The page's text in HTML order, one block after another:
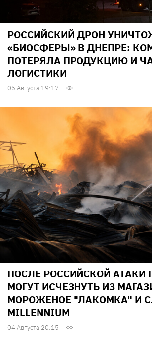
РОССИЙСКИЙ ДРОН
«БИОСФЕРЫ» В ДНЕПРЕ:
ПОТЕРЯЛА ПРОДУКЦИЮ И
ЛОГИСТИКИ
05 Августа 19:17
ПОСЛЕ РОССИЙСКОЙ АТАКИ
МОГУТ ИСЧЕЗНУТЬ ИЗ
МОРОЖЕНОЕ "ЛАКОМКА" И
MILLENNIUM
04 Августа 20:15